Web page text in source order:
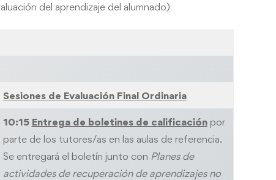
del aprendizaje del alumnado)
Sesiones de Evaluación Final Ordinaria
10:15 Entrega de boletines de calificación por
parte de los tutores/as en las aulas de referencia.
Se entregará el boletín junto con Planes de
actividades de recuperación de aprendizajes no